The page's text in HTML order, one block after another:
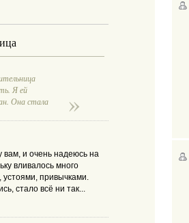
Я ей
Она стала
вам, и очень надеюсь на
вливалось много
привычками.
стало всё ни так...